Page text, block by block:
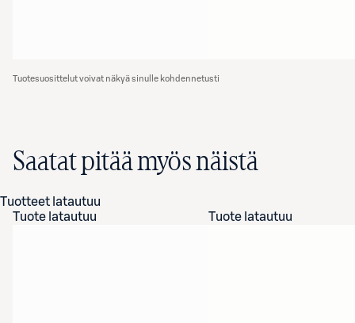
Tuotesuosittelut voivat näkyä sinulle kohdennetusti
Saatat pitää myös näistä
Tuotteet latautuu
Tuote latautuu
Tuote latautuu